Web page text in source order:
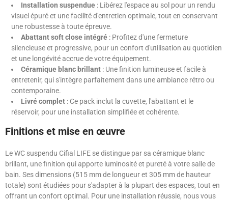
Installation suspendue : Libérez l'espace au sol pour un rendu
visuel épuré et une facilité d'entretien optimale, tout en conservant
une robustesse à toute épreuve.
Abattant soft close intégré : Profitez d'une fermeture
silencieuse et progressive, pour un confort d'utilisation au quotidien
et une longévité accrue de votre équipement.
Céramique blanc brillant : Une finition lumineuse et facile à
entretenir, qui s'intègre parfaitement dans une ambiance rétro ou
contemporaine.
Livré complet : Ce pack inclut la cuvette, l'abattant et le
réservoir, pour une installation simplifiée et cohérente.
Finitions et mise en œuvre
Le WC suspendu Cifial LIFE se distingue par sa céramique blanc
brillant, une finition qui apporte luminosité et pureté à votre salle de
bain. Ses dimensions (515 mm de longueur et 305 mm de hauteur
totale) sont étudiées pour s'adapter à la plupart des espaces, tout en
offrant un confort optimal. Pour une installation réussie, nous vous